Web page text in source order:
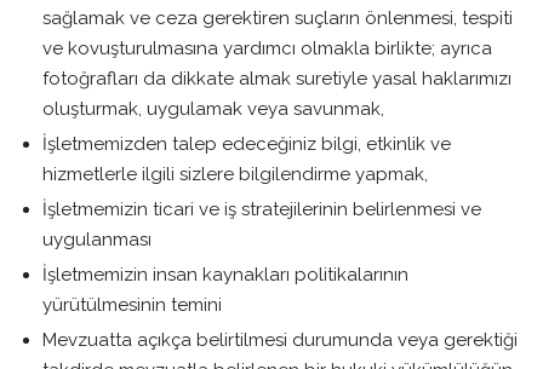
sağlamak ve ceza gerektiren suçların önlenmesi, tespiti
ve kovuşturulmasına yardımcı olmakla birlikte; ayrıca
fotoğrafları da dikkate almak suretiyle yasal haklarımızı
oluşturmak, uygulamak veya savunmak,
İşletmemizden talep edeceğiniz bilgi, etkinlik ve
hizmetlerle ilgili sizlere bilgilendirme yapmak,
İşletmemizin ticari ve iş stratejilerinin belirlenmesi ve
uygulanması
İşletmemizin insan kaynakları politikalarının
yürütülmesinin temini
Mevzuatta açıkça belirtilmesi durumunda veya gerektiği